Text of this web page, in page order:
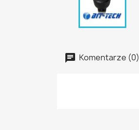
Komentarze (0)